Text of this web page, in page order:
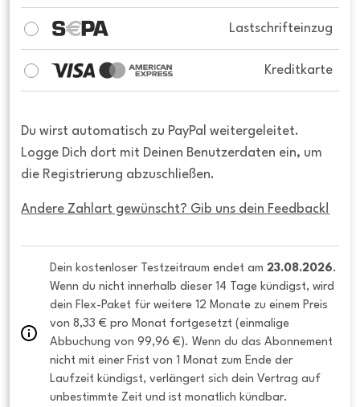
Lastschrifteinzug
Kreditkarte
Du wirst automatisch zu PayPal weitergeleitet.
Logge Dich dort mit Deinen Benutzerdaten ein, um
die Registrierung abzuschließen.
Andere Zahlart gewünscht? Gib uns dein Feedback!
Dein kostenloser Testzeitraum endet am 23.08.2026.
Wenn du nicht innerhalb dieser 14 Tage kündigst, wird
dein Flex-Paket für weitere 12 Monate zu einem Preis
von 8,33 € pro Monat fortgesetzt (einmalige
Abbuchung von 99,96 €). Wenn du das Abonnement
nicht mit einer Frist von 1 Monat zum Ende der
Laufzeit kündigst, verlängert sich dein Vertrag auf
unbestimmte Zeit und ist monatlich kündbar.